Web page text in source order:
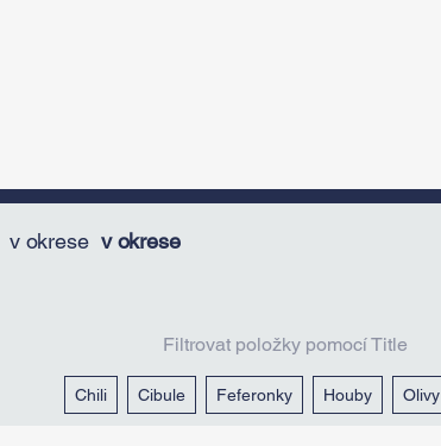
v okrese v okrese
Filtrovat položky pomocí Title
Chili Cibule Feferonky Houby Olivy